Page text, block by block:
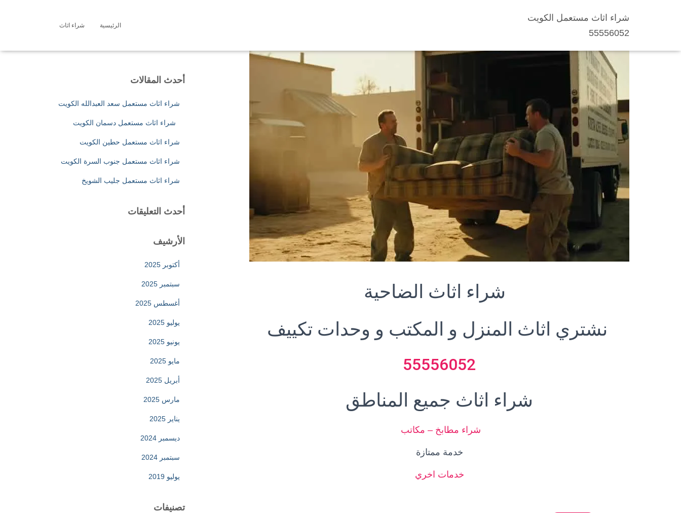
شراء اثاث مستعمل الكويت
55556052
الرئيسية شراء اثاث شراء اثاث مستعمل الضاحية
شراء اثاث الضاحية
نشتري اثاث المنزل و المكتب و وحدات تكييف
55556052
شراء اثاث جميع المناطق
شراء مطابخ – مكاتب
خدمة ممتازة
خدمات اخر ي
ب
ثأحدث المقالات
شراء اثاث مستعمل سعد العبدالله الكويت
شراء اثاث مستعمل دسمان الكويت
شراء اثاث مستعمل حطين الكويت
شراء اثاث مستعمل جنوب السرة الكويت
شراء اثاث مستعمل جليب الشويخ
أحدث التعليقات
الأرشيف
أكتوبر 2025
سبتمبر 2025
أغسطس 2025
يوليو 2025
يونيو 2025
مايو 2025
أبريل 2025
مارس 2025
يناير 2025
ديسمبر 2024
سبتمبر 2024
يوليو 2019
تصنيفات